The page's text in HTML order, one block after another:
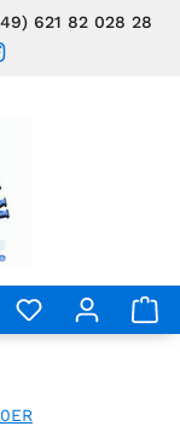
621 82 028 28